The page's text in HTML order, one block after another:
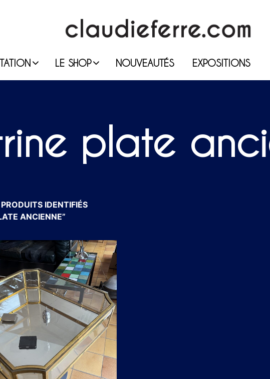
LE SHOP NOUVEAUTÉS EXPOSITIONS
plate
PRODUITS IDENTIFIÉS
ANCIENNE”